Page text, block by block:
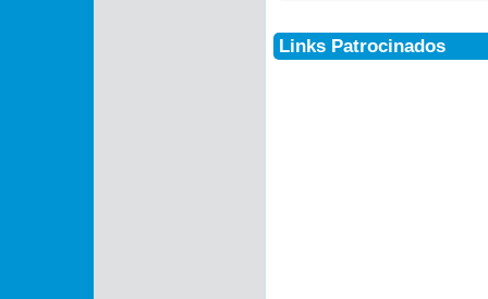
Links Patrocinados